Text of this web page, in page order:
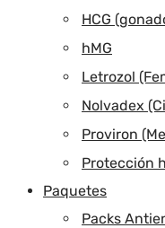
HCG
hMG
Letrozol
Nolvadex
Proviron
Protección
Paquetes
Packs